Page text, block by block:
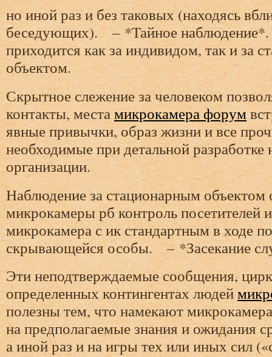
но иной раз и без таковых (находясь
беседующих). – *Тайное наблюдение*.
приходится как за индивидом, так и за
объектом.
Скрытное слежение за человеком
контакты, местамикрокамера форум
явные привычки, образ жизни и все
необходимые при детальной разработке
организации.
Наблюдение за стационарным объектом
микрокамеры рб контроль посетителей
микрокамера с ик стандартным в ходе
скрывающейся особы. – *Засекание
Эти неподтверждаемые сообщения,
определенных контингентах людей
полезны тем, что намекают
на предполагаемые знания и ожидания
а иной раз и на игры тех или иных сил